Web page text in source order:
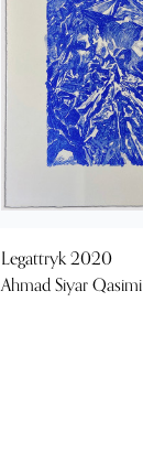
Legattryk 2020
Ahmad Siyar Qasimi